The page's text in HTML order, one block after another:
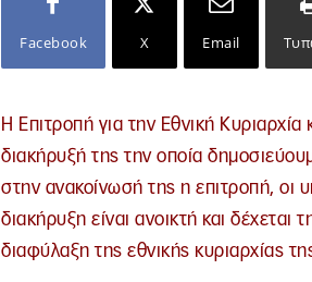
Facebook X Email
Η Επιτροπή για την Εθνική
διακήρυξή της την οποία
στην ανακοίνωσή της η επιτροπή, οι
διακήρυξη είναι ανοικτή και
διαφύλαξη της εθνικής κυριαρχίας